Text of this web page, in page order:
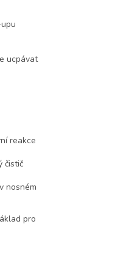
ucpávat
reakce
čistič
nosném
pro